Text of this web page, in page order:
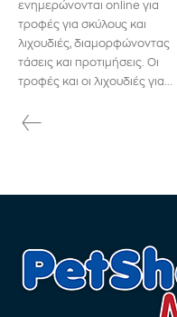
ενημερώνονται online για
τροφές για σκύλους και
λιχουδιές, διαμορφώνοντας
τάσεις και προτιμήσεις. Οι
τροφές και οι λιχουδιές για...